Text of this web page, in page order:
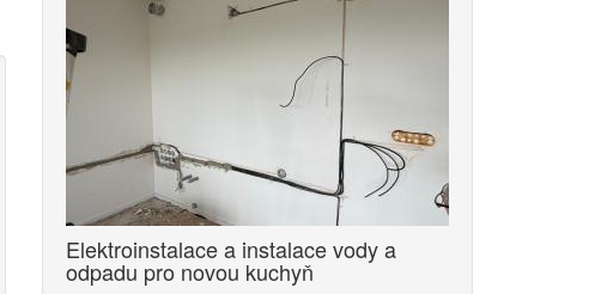
Elektroinstalace a instalace vody a
odpadu pro novou kuchyň